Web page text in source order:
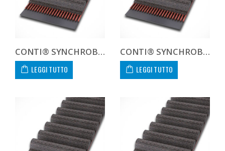
CONTI® SYNCHROBELT 700XH300
LEGGI TUTTO
CONTI® SYNCHROBELT 700XXH300
LEGGI TUTTO